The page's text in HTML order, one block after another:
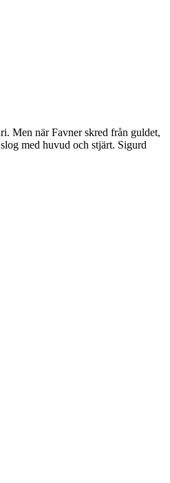
Men när Favner skred från guldet,
med huvud och stjärt. Sigurd